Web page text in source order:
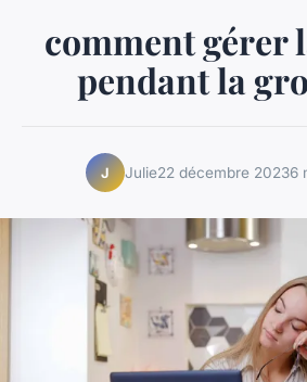
comment gérer
pendant la
J Julie22 décembre 20236